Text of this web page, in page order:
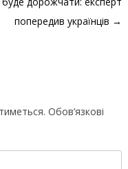
попередив українців →
Обов’язкові